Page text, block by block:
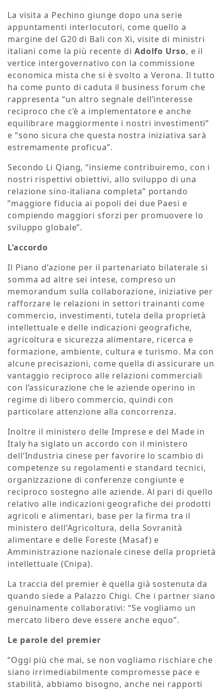
La visita a Pechino giunge dopo una serie
appuntamenti interlocutori, come quello a
margine del G20 di Bali con Xi, visite di ministri
italiani come la più recente di Adolfo Urso, e il
vertice intergovernativo con la commissione
economica mista che si è svolto a Verona. Il tutto
ha come punto di caduta il business forum che
rappresenta “un altro segnale dell’interesse
reciproco che c’è a implementatore e anche
equilibrare maggiormente i nostri investimenti”
e “sono sicura che questa nostra iniziativa sarà
estremamente proficua”.
Secondo Li Qiang, “insieme contribuiremo, con i
nostri rispettivi obiettivi, allo sviluppo di una
relazione sino-italiana completa” portando
”maggiore fiducia ai popoli dei due Paesi e
compiendo maggiori sforzi per promuovere lo
sviluppo globale”.
L’accordo
Il Piano d’azione per il partenariato bilaterale si
somma ad altre sei intese, compreso un
memorandum sulla collaborazione, iniziative per
rafforzare le relazioni in settori trainanti come
commercio, investimenti, tutela della proprietà
intellettuale e delle indicazioni geografiche,
agricoltura e sicurezza alimentare, ricerca e
formazione, ambiente, cultura e turismo. Ma con
alcune precisazioni, come quella di assicurare un
vantaggio reciproco alle relazioni commerciali
con l’assicurazione che le aziende operino in
regime di libero commercio, quindi con
particolare attenzione alla concorrenza.
Inoltre il ministero delle Imprese e del Made in
Italy ha siglato un accordo con il ministero
dell’Industria cinese per favorire lo scambio di
competenze su regolamenti e standard tecnici,
organizzazione di conferenze congiunte e
reciproco sostegno alle aziende. Al pari di quello
relativo alle indicazioni geografiche dei prodotti
agricoli e alimentari, base per la firma tra il
ministero dell’Agricoltura, della Sovranità
alimentare e delle Foreste (Masaf) e
Amministrazione nazionale cinese della proprietà
intellettuale (Cnipa).
La traccia del premier è quella già sostenuta da
quando siede a Palazzo Chigi. Che i partner siano
genuinamente collaborativi: “Se vogliamo un
mercato libero deve essere anche equo”.
Le parole del premier
“Oggi più che mai, se non vogliamo rischiare che
siano irrimediabilmente compromesse pace e
stabilità, abbiamo bisogno, anche nei rapporti